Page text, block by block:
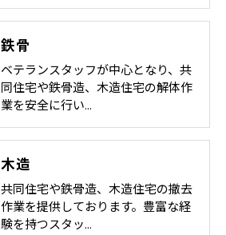
鉄骨
ベテランスタッフが中心となり、共
同住宅や鉄骨造、木造住宅の解体作
業を安全に行い…
木造
共同住宅や鉄骨造、木造住宅の撤去
作業を提供しております。豊富な経
験を持つスタッ…